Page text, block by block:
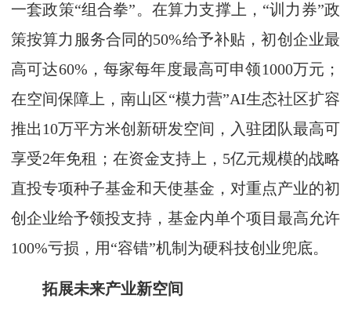
一套政策“组合拳”。在算力支撑上，“训力券”政
策按算力服务合同的50%给予补贴，初创企业最
高可达60%，每家每年度最高可申领1000万元；
在空间保障上，南山区“模力营”AI生态社区扩容
推出10万平方米创新研发空间，入驻团队最高可
享受2年免租；在资金支持上，5亿元规模的战略
直投专项种子基金和天使基金，对重点产业的初
创企业给予领投支持，基金内单个项目最高允许
100%亏损，用“容错”机制为硬科技创业兜底。
拓展未来产业新空间